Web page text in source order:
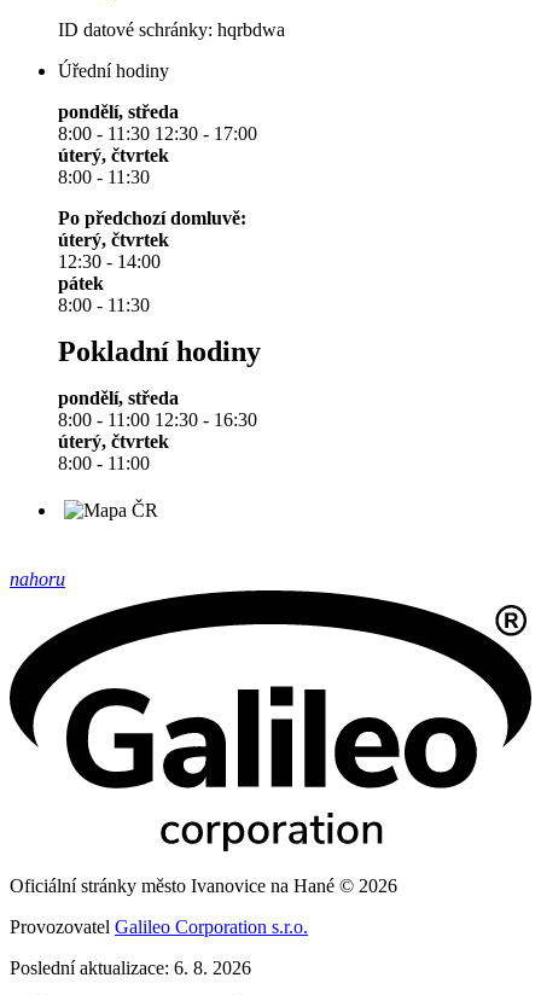
ID datové schránky: hqrbdwa
Úřední hodiny
pondělí, středa
8:00 - 11:30 12:30 - 17:00
úterý, čtvrtek
8:00 - 11:30
Po předchozí domluvě:
úterý, čtvrtek
12:30 - 14:00
pátek
8:00 - 11:30
Pokladní hodiny
pondělí, středa
8:00 - 11:00 12:30 - 16:30
úterý, čtvrtek
8:00 - 11:00
nahoru
Oficiální stránky město Ivanovice na Hané © 2026
Provozovatel Galileo Corporation s.r.o.
Poslední aktualizace: 6. 8. 2026